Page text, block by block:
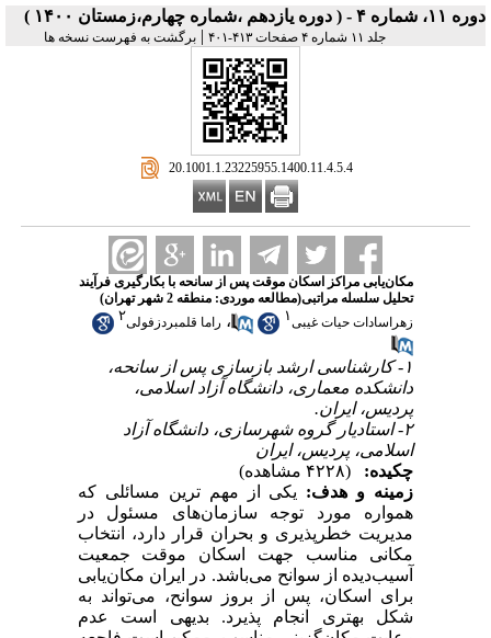
دوره ۱۱، شماره ۴ - ( دوره یازدهم ،شماره چهارم،زمستان ۱۴۰۰ )
جلد ۱۱ شماره ۴ صفحات ۴۱۳-۴۰۱ | برگشت به فهرست نسخه ها
‎ 20.1001.1.23225955.1400.11.4.5.4
مکان‌یابی مراکز اسکان موقت پس از سانحه با بکارگیری فرآیند
تحلیل سلسله مراتبی(مطالعه موردی: منطقه 2 شهر تهران)
زهراسادات حیات غیبی۱ ، راما قلمبردزفولی۲
۱- کارشناسی ارشد بازسازی پس از سانحه،
دانشکده معماری، دانشگاه آزاد اسلامی،
پردیس، ایران.
۲- استادیار گروه شهرسازی، دانشگاه آزاد
اسلامی، پردیس، ایران
چکیده:
(۴۲۲۸ مشاهده)
زمینه و هدف: یکی از مهم ترین مسائلی که
همواره مورد توجه سازمان‌های مسئول در
مدیریت خطرپذیری و بحران قرار دارد، انتخاب
مکانی مناسب جهت اسکان موقت جمعیت
آسیب‌دیده از سوانح می‌باشد. در ایران مکان‌یابی
برای اسکان، پس از بروز سوانح، می‌تواند به
شکل بهتری انجام پذیرد. بدیهی است عدم